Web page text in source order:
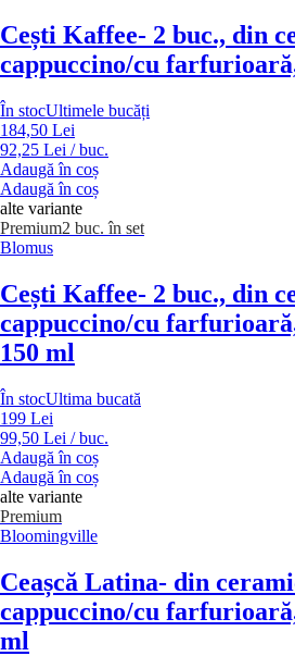
Cești Kaffee- 2 buc., din
cappuccino/cu
În stocUltimele bucăți
184,50 Lei
92,25 Lei / buc.
Adaugă în coș
Adaugă în coș
alte variante
Premium2 buc. în set
Blomus
Cești Kaffee- 2 buc., din
cappuccino/cu
150 ml
În stocUltima bucată
199 Lei
99,50 Lei / buc.
Adaugă în coș
Adaugă în coș
alte variante
Premium
Bloomingville
Ceașcă Latina- din
cappuccino/cu
ml